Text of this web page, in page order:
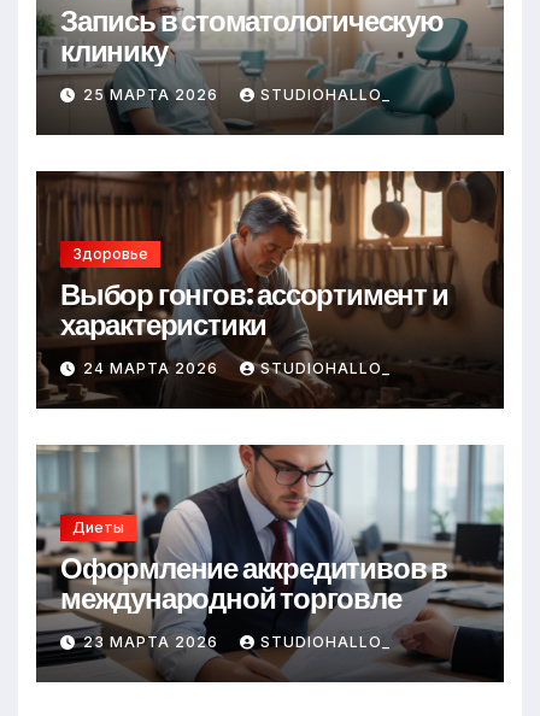
Запись в стоматологическую
клинику
25 МАРТА 2026 STUDIOHALLO_
Здоровье
Выбор гонгов: ассортимент и
характеристики
24 МАРТА 2026 STUDIOHALLO_
Диеты
Оформление аккредитивов в
международной торговле
23 МАРТА 2026 STUDIOHALLO_